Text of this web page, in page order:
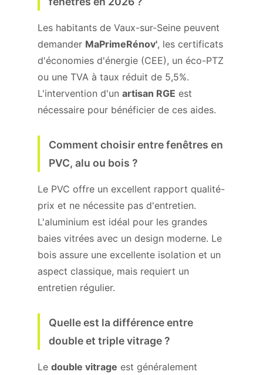
Les habitants de Vaux-sur-Seine peuvent
demander MaPrimeRénov', les certificats
d'économies d'énergie (CEE), un éco-PTZ
ou une TVA à taux réduit de 5,5%.
L'intervention d'un artisan RGE est
nécessaire pour bénéficier de ces aides.
Comment choisir entre fenêtres en
PVC, alu ou bois ?
Le PVC offre un excellent rapport qualité-
prix et ne nécessite pas d'entretien.
L'aluminium est idéal pour les grandes
baies vitrées avec un design moderne. Le
bois assure une excellente isolation et un
aspect classique, mais requiert un
entretien régulier.
Quelle est la différence entre
double et triple vitrage ?
Le double vitrage est généralement